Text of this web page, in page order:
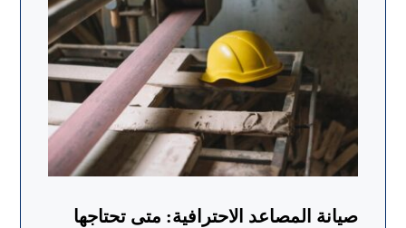
صيانة المصاعد الاحترافية: متى تحتاجها